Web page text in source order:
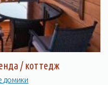
/ коттедж
домики